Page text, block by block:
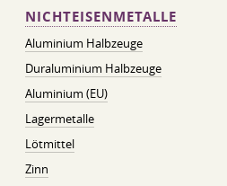
NICHTEISENMETALLE
Aluminium Halbzeuge
Duraluminium Halbzeuge
Aluminium (EU)
Lagermetalle
Lötmittel
Zinn